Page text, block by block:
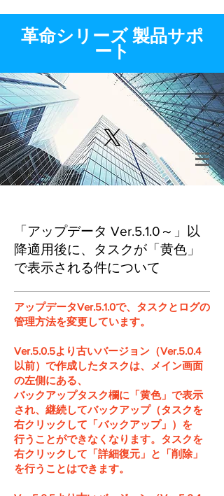
​革命シリーズ 製品サポ
ート
「アップデータ Ver.5.1.0～」以
降適用後に、タスクが「黄色」
で表示される件について
アップデータVer.5.1.0で、タスクとログの
管理方法を変更しています。
Ver.5.0.5より古いバージョン（Ver.5.0.4
以前）で作成したタスクは、メイン画面
の左側にある、
バックアップタスク欄に「黄色」で表示
され、継続してバックアップ（タスクを
右クリックして「バックアップ」）を
行うことができなくなります。タスクを
右クリックして「詳細復元」と「削除」
を行うことはできます。